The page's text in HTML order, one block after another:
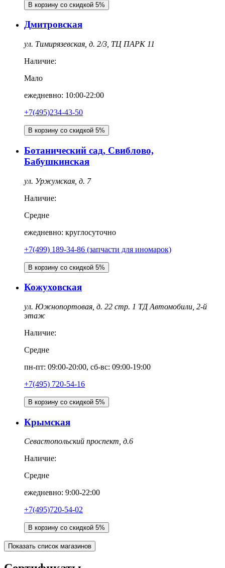
В корзину со скидкой 5%
Дмитровская
ул. Тимирязевская, д. 2/3, ТЦ ПАРК 11
Наличие:
Мало
ежедневно: 10:00-22:00
+7(495)234-43-50
В корзину со скидкой 5%
Ботанический сад, Свиблово,
Бабушкинская
ул. Уржумская, д. 7
Наличие:
Средне
ежедневно: круглосуточно
+7(499) 189-34-86 (запчасти для иномарок)
В корзину со скидкой 5%
Кожуховская
ул. Южнопортовая, д. 22 стр. 1 ТД Автомобили, 2-й
этаж
Наличие:
Средне
пн-пт: 09:00-20:00, сб-вс: 09:00-19:00
+7(495) 720-54-16
В корзину со скидкой 5%
Крымская
Севастопольский проспект, д.6
Наличие:
Средне
ежедневно: 9:00-22:00
+7(495)720-54-02
В корзину со скидкой 5%
Показать список магазинов